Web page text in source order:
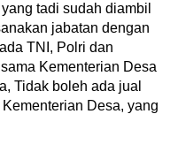
tadi sudah diambil
jabatan dengan
TNI, Polri dan
Kementerian Desa
Tidak boleh ada jual
Desa, yang